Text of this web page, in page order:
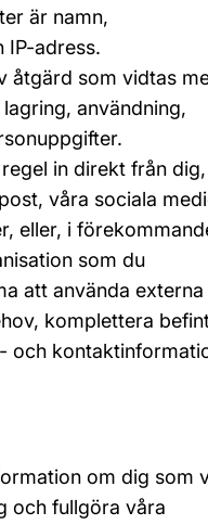
är namn,
IP-adress.
åtgärd som vidtas
användning,
in direkt från dig,
våra sociala
eller, i
som du
att använda externa
komplettera
och
om dig som
och fullgöra våra